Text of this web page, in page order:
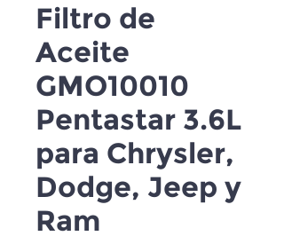
Filtro de
Aceite
GMO10010
Pentastar 3.6L
para Chrysler,
Dodge, Jeep y
Ram